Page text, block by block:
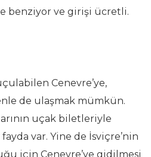
benziyor ve girişi ücretli.
Cenevre’ye,
de ulaşmak mümkün.
uçak biletleriyle
fayda var. Yine de İsviçre’nin
için Cenevre’ye gidilmesi